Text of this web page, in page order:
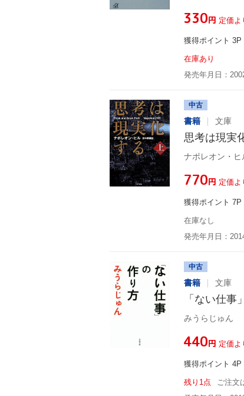
¥330円 定価よ
獲得ポイント 3P
在庫あり
発売年月日：
中古
書籍 文庫
思考は現実
ナポレオン・ヒ
¥770円 定価よ
獲得ポイント 7P
在庫なし
発売年月日：
中古
書籍 文庫
「ない仕事
みうらじゅん
¥440円 定価よ
獲得ポイント 4P
残り1点
ご注文